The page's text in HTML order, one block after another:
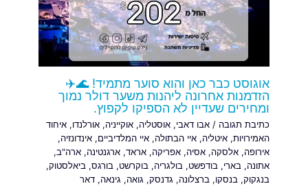
אוגוסט כבר כאן והוא סוער מתמיד! 🌊✈️
הזדמנות אחרונה ליהנות משער דולר נמוך
ומחירים שעדיין לא הספיקו לקפוץ.
כתיבת תגובה /אבו דאבי,אוסטליה,אוקייניה,אורלנדו,איחוד
האמירויות,איטליה,איי הבתולה,איי המלדיביים,אינדונזיה,
אירופה,אלסקה,אסיה,אפריקה,אראד,ארגנטינה,ארה"ב,
אתונה,בארי,בודפשט,בולגריה,בוקרשט,בורגס,ביאלסטוק,
בנגקוק,בנסקו,ברצלונה, גדנסק, גואה, גינאה,דאר